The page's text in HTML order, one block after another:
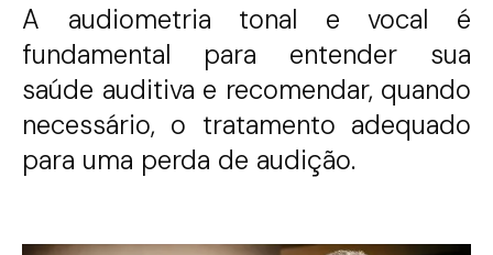
A audiometria tonal e vocal é
fundamental para entender sua
saúde auditiva e recomendar, quando
necessário, o tratamento adequado
para uma perda de audição.